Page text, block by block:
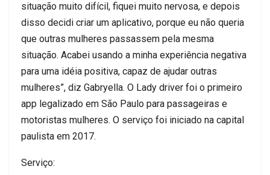
situação muito difícil, fiquei muito nervosa, e depois
disso decidi criar um aplicativo, porque eu não queria
que outras mulheres passassem pela mesma
situação. Acabei usando a minha experiência negativa
para uma idéia positiva, capaz de ajudar outras
mulheres”, diz Gabryella. O Lady driver foi o primeiro
app legalizado em São Paulo para passageiras e
motoristas mulheres. O serviço foi iniciado na capital
paulista em 2017.
Serviço: